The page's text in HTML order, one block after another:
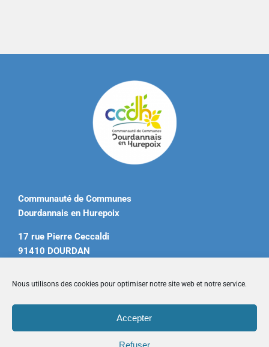
Nous utilisons des cookies pour optimiser notre site web et notre service.
Accepter
Refuser
Communauté de Communes
Dourdannais en Hurepoix
17 rue Pierre Ceccaldi
91410 DOURDAN
contact@ccdourdannais.com
Accueil|Plan du site|Mentions légales|Contactez-nous